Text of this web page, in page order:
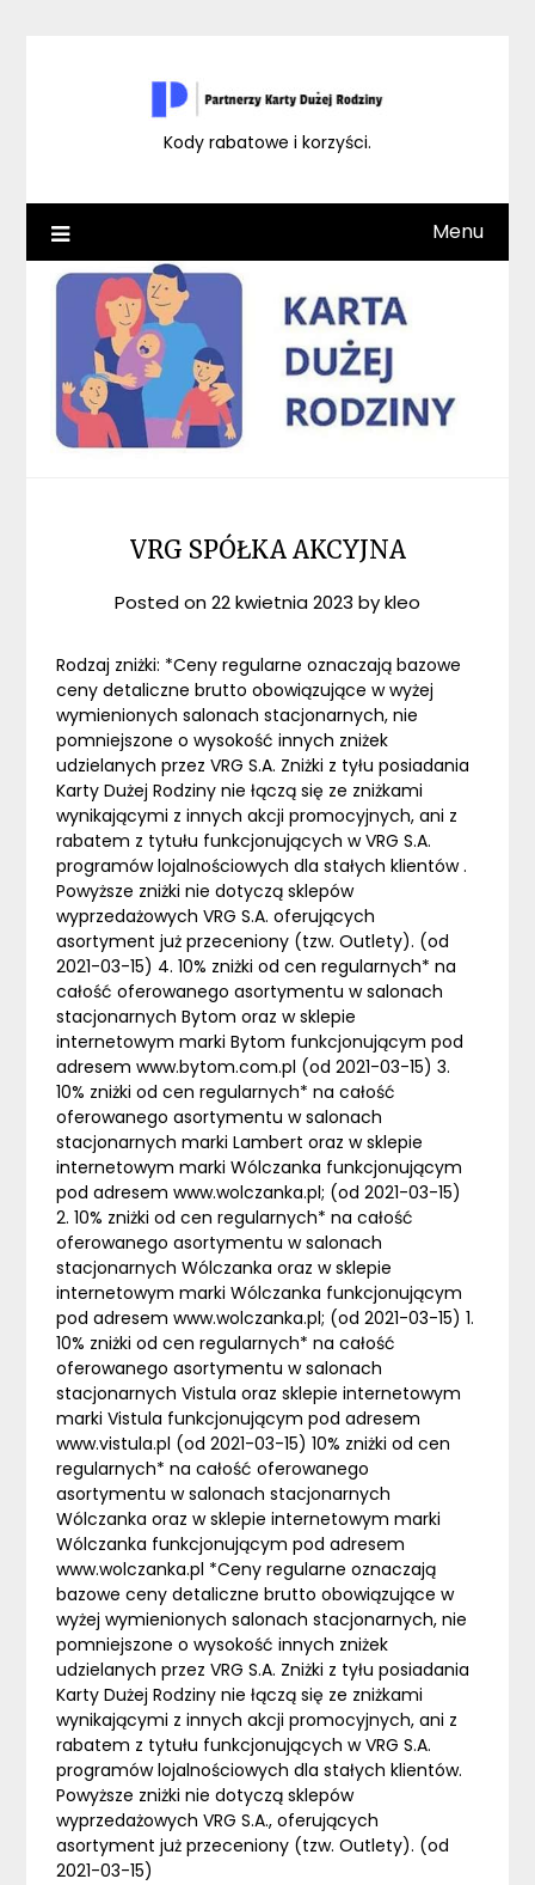
Kody rabatowe i korzyści.
Menu
VRG SPÓŁKA AKCYJNA
Posted on22 kwietnia 2023 bykleo
Rodzaj zniżki: *Ceny regularne oznaczają bazowe
ceny detaliczne brutto obowiązujące w wyżej
wymienionych salonach stacjonarnych, nie
pomniejszone o wysokość innych zniżek
udzielanych przez VRG S.A. Zniżki z tyłu posiadania
Karty Dużej Rodziny nie łączą się ze zniżkami
wynikającymi z innych akcji promocyjnych, ani z
rabatem z tytułu funkcjonujących w VRG S.A.
programów lojalnościowych dla stałych klientów .
Powyższe zniżki nie dotyczą sklepów
wyprzedażowych VRG S.A. oferujących
asortyment już przeceniony (tzw. Outlety). (od
2021-03-15) 4. 10% zniżki od cen regularnych* na
całość oferowanego asortymentu w salonach
stacjonarnych Bytom oraz w sklepie
internetowym marki Bytom funkcjonującym pod
adresem www.bytom.com.pl (od 2021-03-15) 3.
10% zniżki od cen regularnych* na całość
oferowanego asortymentu w salonach
stacjonarnych marki Lambert oraz w sklepie
internetowym marki Wólczanka funkcjonującym
pod adresem www.wolczanka.pl; (od 2021-03-15)
2. 10% zniżki od cen regularnych* na całość
oferowanego asortymentu w salonach
stacjonarnych Wólczanka oraz w sklepie
internetowym marki Wólczanka funkcjonującym
pod adresem www.wolczanka.pl; (od 2021-03-15) 1.
10% zniżki od cen regularnych* na całość
oferowanego asortymentu w salonach
stacjonarnych Vistula oraz sklepie internetowym
marki Vistula funkcjonującym pod adresem
www.vistula.pl (od 2021-03-15) 10% zniżki od cen
regularnych* na całość oferowanego
asortymentu w salonach stacjonarnych
Wólczanka oraz w sklepie internetowym marki
Wólczanka funkcjonującym pod adresem
www.wolczanka.pl *Ceny regularne oznaczają
bazowe ceny detaliczne brutto obowiązujące w
wyżej wymienionych salonach stacjonarnych, nie
pomniejszone o wysokość innych zniżek
udzielanych przez VRG S.A. Zniżki z tyłu posiadania
Karty Dużej Rodziny nie łączą się ze zniżkami
wynikającymi z innych akcji promocyjnych, ani z
rabatem z tytułu funkcjonujących w VRG S.A.
programów lojalnościowych dla stałych klientów.
Powyższe zniżki nie dotyczą sklepów
wyprzedażowych VRG S.A., oferujących
asortyment już przeceniony (tzw. Outlety). (od
2021-03-15)